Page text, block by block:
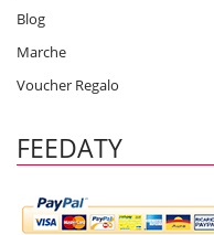
Blog
Marche
Voucher Regalo
FEEDATY